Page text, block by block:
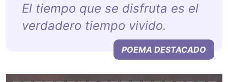
El tiempo que se disfruta es el
verdadero tiempo vivido.